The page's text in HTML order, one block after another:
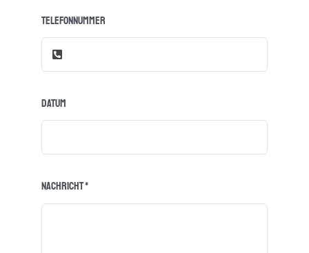
Telefonnummer
Datum
Nachricht*